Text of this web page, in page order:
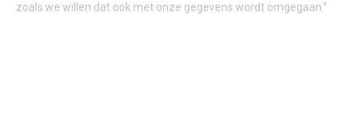
zoals we willen dat ook met onze gegevens wordt omgegaan.”